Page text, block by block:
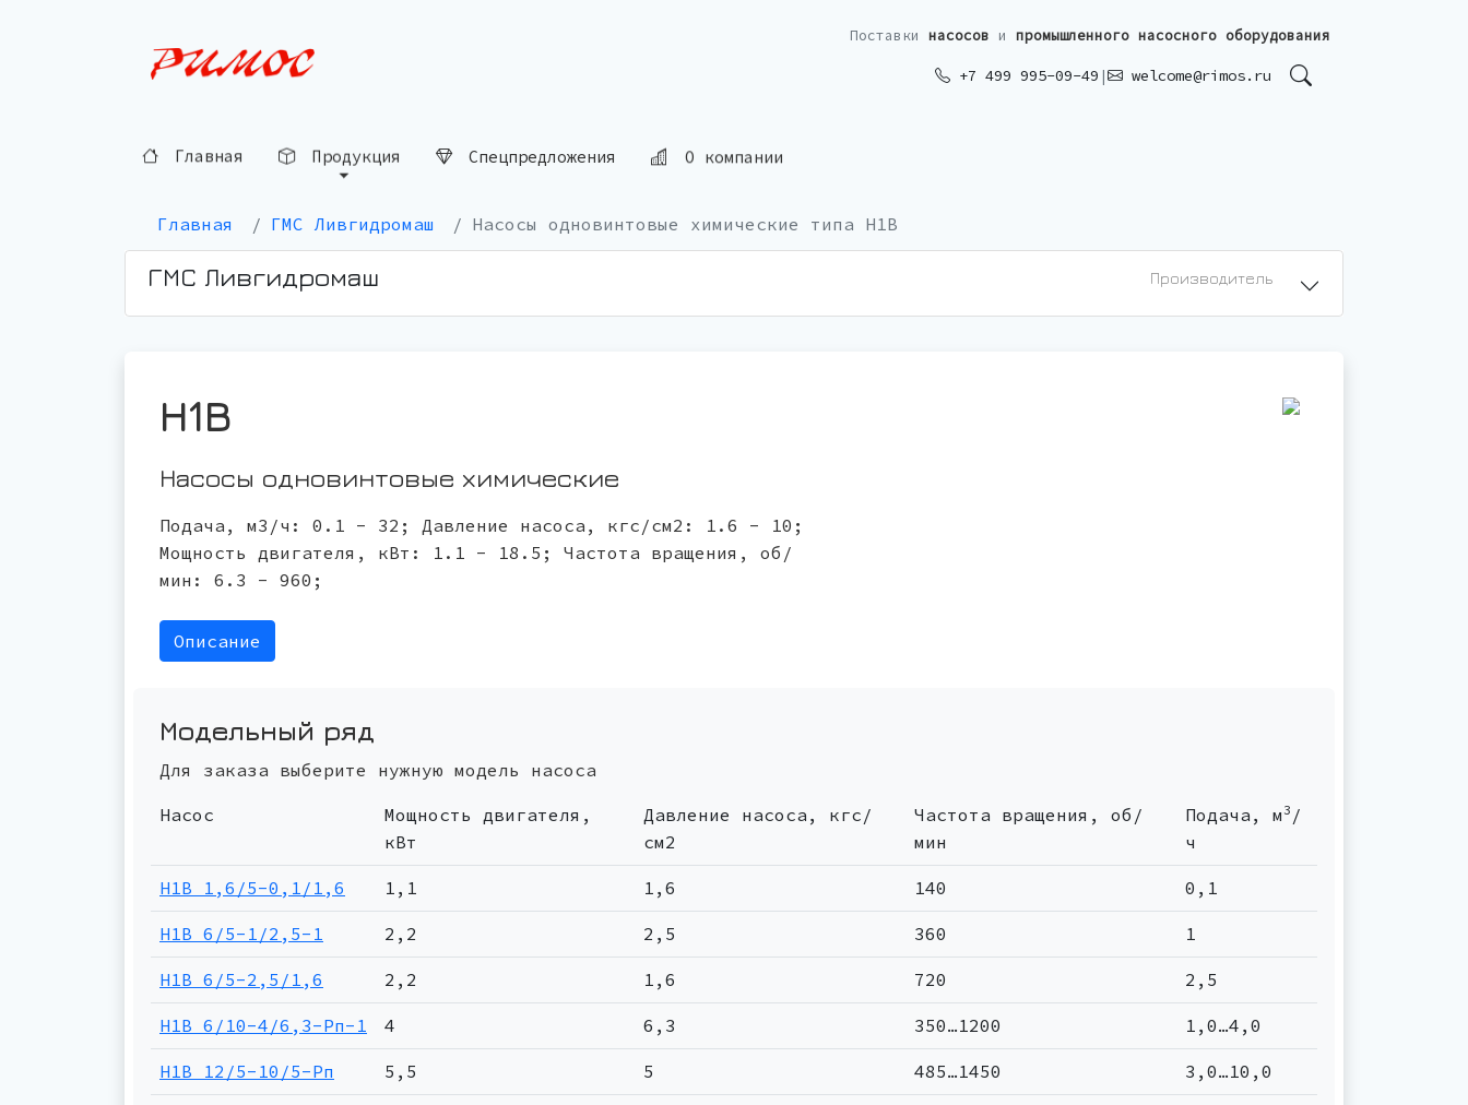
Поставки насосов и промышленного насосного оборудования
+7 499 995-09-49 | welcome@rimos.ru
Главная Продукция Спецпредложения О компании
Главная ГМС Ливгидромаш Насосы одновинтовые химические типа Н1В
ГМС Ливгидромаш Производитель
Н1В
Насосы одновинтовые химические
Подача, м3/ч: 0.1 - 32; Давление насоса, кгс/см2: 1.6 - 10;
Мощность двигателя, кВт: 1.1 - 18.5; Частота вращения, об/
мин: 6.3 - 960;
Описание
Модельный ряд
Для заказа выберите нужную модель насоса
Насос
Мощность двигателя,
кВт
Давление насоса, кгс/
см2
Частота вращения, об/
мин
Подача, м3 /
ч
Н1В 1,6/5-0,1/1,6 1,1 1,6 140 0,1
Н1В 6/5-1/2,5-1 2,2 2,5 360 1
Н1В 6/5-2,5/1,6 2,2 1,6 720 2,5
Н1В 6/10-4/6,3-Рп-1 4 6,3 350…1200 1,0…4,0
Н1В 12/5-10/5-Рп 5,5 5 485…1450 3,0…10,0